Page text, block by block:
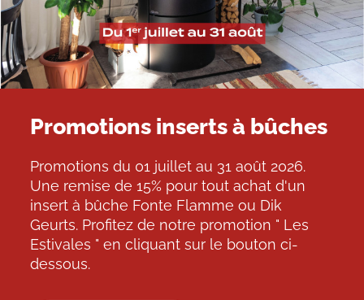
Promotions inserts à bûches
Promotions du 01 juillet au 31 août 2026.
Une remise de 15% pour tout achat d'un
insert à bûche Fonte Flamme ou Dik
Geurts. Profitez de notre promotion " Les
Estivales " en cliquant sur le bouton ci-
dessous.